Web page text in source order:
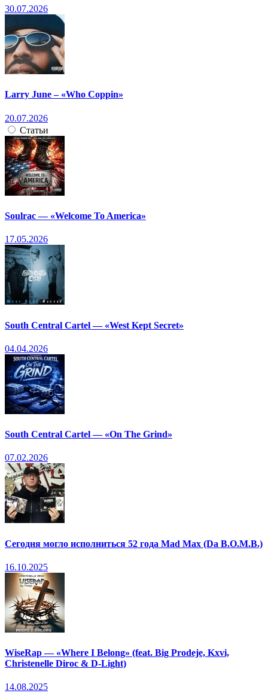
30.07.2026
Larry June – «Who Coppin»
20.07.2026
Статьи
Soulrac — «Welcome To America»
17.05.2026
South Central Cartel — «West Kept Secret»
04.04.2026
South Central Cartel — «On The Grind»
07.02.2026
Сегодня могло исполниться 52 года Mad Max (Da B.O.M.B.)
16.10.2025
WiseRap — «Where I Belong» (feat. Big Prodeje, Kxvi,
Christenelle Diroc & D-Light)
14.08.2025